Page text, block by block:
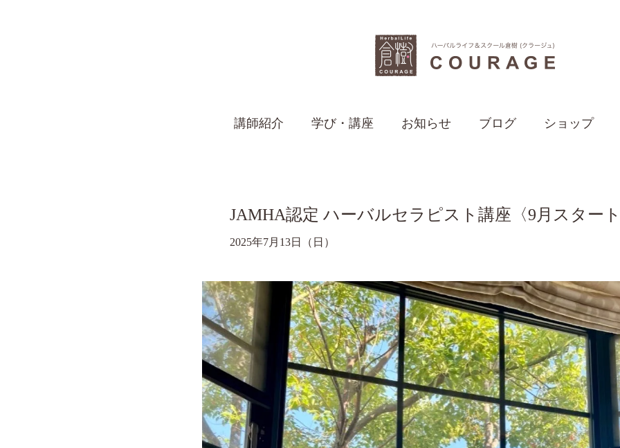
講師紹介 学び・講座 お知らせ ブログ ショップ
JAMHA認定 ハーバルセラピスト講座〈9月スター
2025年7月13日（日）